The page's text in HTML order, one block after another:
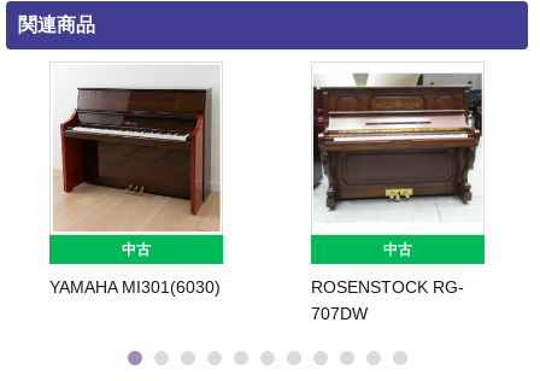
関連商品
中古
YAMAHA MI301(6030)
中古
ROSENSTOCK RG-
707DW